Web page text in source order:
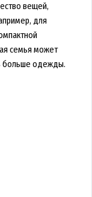
вещей,
для
семья может
больше одежды.